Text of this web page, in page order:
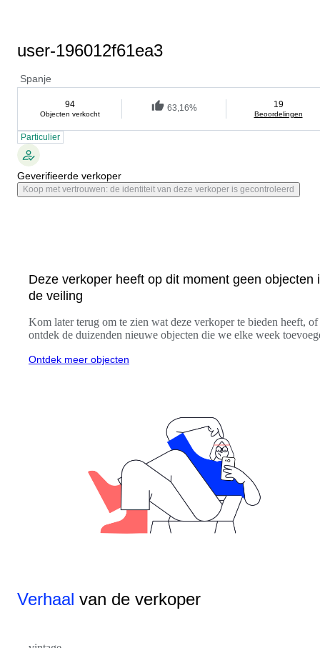
user-196012f61ea3
Spanje
94
Objecten verkocht
63,16% 19
Beoordelingen
Particulier
Geverifieerde verkoper
Koop met vertrouwen: de identiteit van deze verkoper is gecontroleerd
Deze verkoper heeft op dit moment geen objecten
de veiling
Kom later terug om te zien wat deze verkoper te bieden heeft, of
ontdek de duizenden nieuwe objecten die we elke week
Ontdek meer objecten
Verhaal van de verkoper